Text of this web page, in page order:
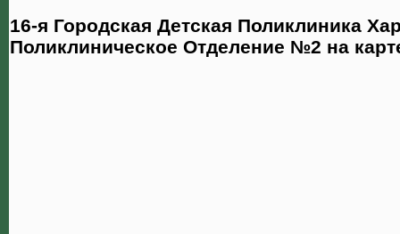
16-я Городская Детская Поликлиника
Поликлиническое Отделение №2 на